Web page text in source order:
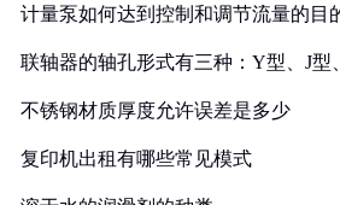
计量泵如何达到控制和调节流量的目
联轴器的轴孔形式有三种：Y型、J型
不锈钢材质厚度允许误差是多少
复印机出租有哪些常见模式